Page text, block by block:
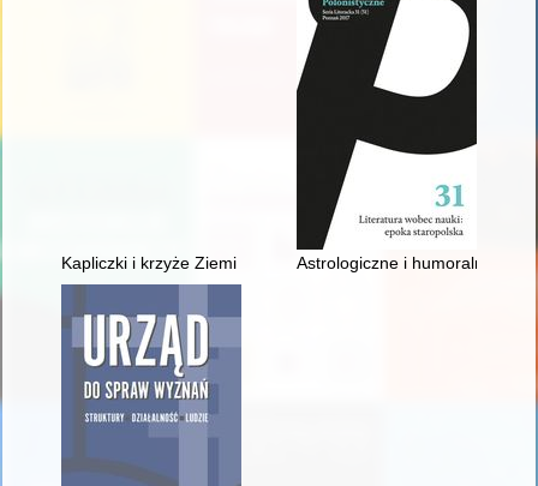
Kapliczki i krzyże Ziemi Nozdrzeckiej… : niech pozostaną
Astrologiczne i humoralne